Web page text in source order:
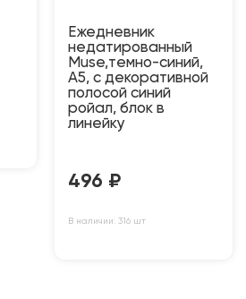
Ежедневник
недатированный
Muse,темно-синий,
А5, с декоративной
полосой синий
ройал, блок в
линейку
496 ₽
В наличии: 316 шт